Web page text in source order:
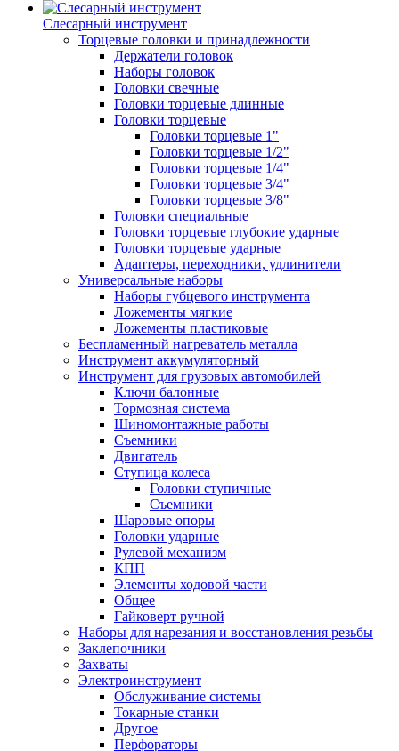
Слесарный инструмент
Торцевые головки и принадлежности
Держатели головок
Наборы головок
Головки свечные
Головки торцевые длинные
Головки торцевые
Головки торцевые 1"
Головки торцевые 1/2"
Головки торцевые 1/4"
Головки торцевые 3/4"
Головки торцевые 3/8"
Головки специальные
Головки торцевые глубокие ударные
Головки торцевые ударные
Адаптеры, переходники, удлинители
Универсальные наборы
Наборы губцевого инструмента
Ложементы мягкие
Ложементы пластиковые
Беспламенный нагреватель металла
Инструмент аккумуляторный
Инструмент для грузовых автомобилей
Ключи балонные
Тормозная система
Шиномонтажные работы
Cъемники
Двигатель
Ступица колеса
Головки ступичные
Cъемники
Шаровые опоры
Головки ударные
Рулевой механизм
КПП
Элементы ходовой части
Общее
Гайковерт ручной
Наборы для нарезания и восстановления резьбы
Заклепочники
Захваты
Электроинструмент
Обслуживание системы
Токарные станки
Другое
Перфораторы